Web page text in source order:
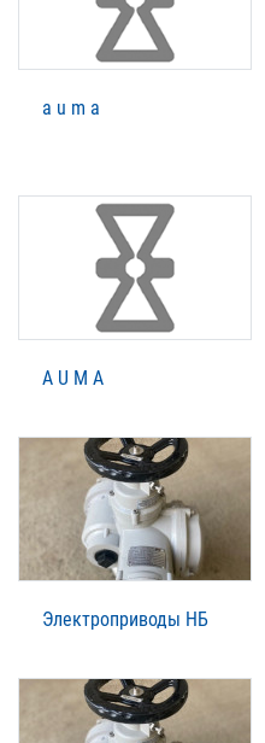
a u m a
A U M A
Электроприводы НБ